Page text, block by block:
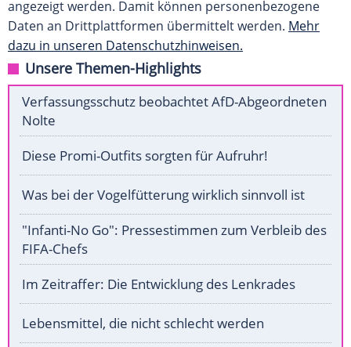
angezeigt werden. Damit können personenbezogene
Daten an Drittplattformen übermittelt werden. Mehr
dazu in unseren Datenschutzhinweisen.
Unsere Themen-Highlights
Verfassungsschutz beobachtet AfD-Abgeordneten
Nolte
Diese Promi-Outfits sorgten für Aufruhr!
Was bei der Vogelfütterung wirklich sinnvoll ist
"Infanti-No Go": Pressestimmen zum Verbleib des
FIFA-Chefs
Im Zeitraffer: Die Entwicklung des Lenkrades
Lebensmittel, die nicht schlecht werden